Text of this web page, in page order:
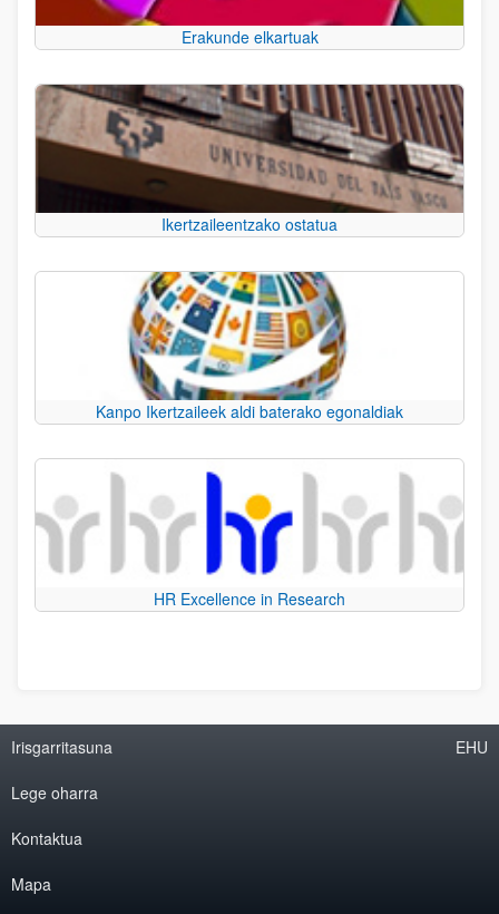
Erakunde elkartuak
Ikertzaileentzako ostatua
Kanpo Ikertzaileek aldi baterako egonaldiak
HR Excellence in Research
Irisgarritasuna
Lege oharra
Kontaktua
Mapa
EHU